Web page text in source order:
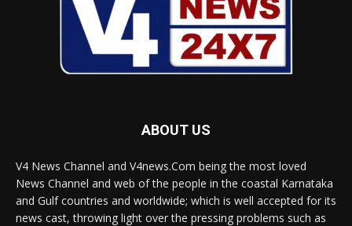
ABOUT US
V4 News Channel and V4news.Com being the most loved
News Channel and web of the people in the coastal Karnataka
and Gulf countries and worldwide; which is well accepted for its
news cast, throwing light over the pressing problems such as